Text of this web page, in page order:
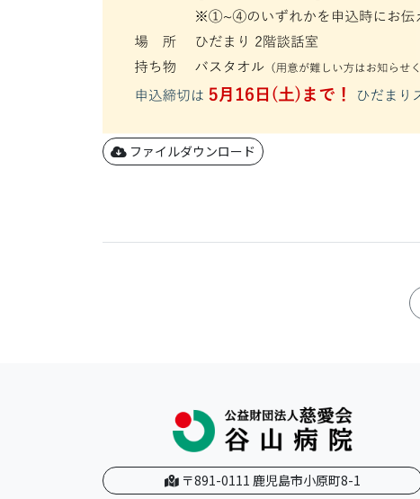
ファイルダウンロード
〒891-0111 鹿児島市小原町8-1